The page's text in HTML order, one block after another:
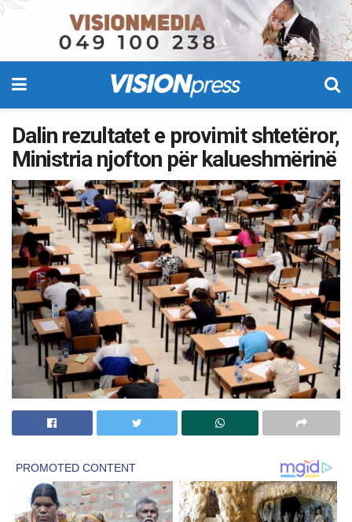
Dalin rezultatet e provimit shtetëror,
Ministria njofton për kalueshmërinë